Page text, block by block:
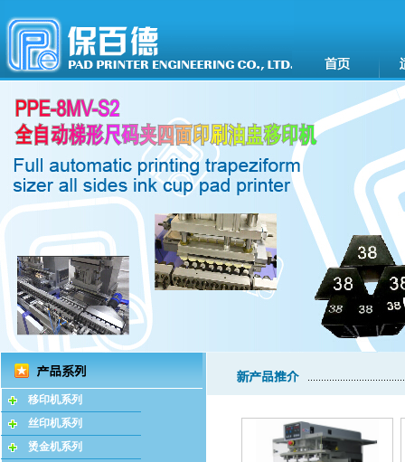
移印机系列
丝印机系列
烫金机系列